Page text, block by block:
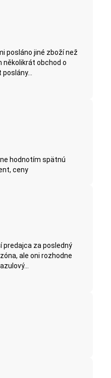
posláno jiné zboží než
několikrát obchod o
hodnotím spätnú
ceny
predajca za posledný
ale oni rozhodne